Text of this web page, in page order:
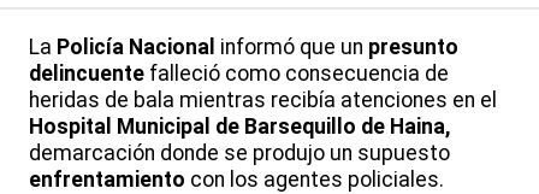
La Policía Nacional informó que un presunto
delincuente falleció como consecuencia de
heridas de bala mientras recibía atenciones en el
Hospital Municipal de Barsequillo de Haina,
demarcación donde se produjo un supuesto
enfrentamiento con los agentes policiales.